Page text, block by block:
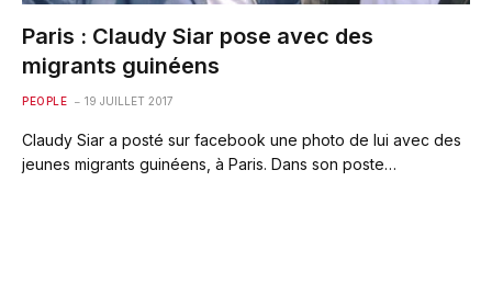
Paris : Claudy Siar pose avec des
migrants guinéens
PEOPLE 19 JUILLET 2017
Claudy Siar a posté sur facebook une photo de lui avec des
jeunes migrants guinéens, à Paris. Dans son poste…